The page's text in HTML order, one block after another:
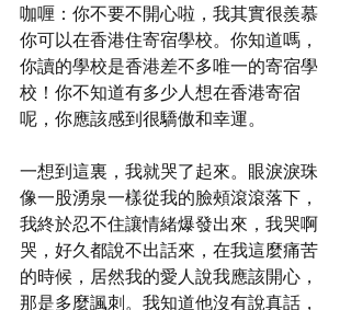
咖喱：你不要不開心啦，我其實很羨慕
你可以在香港住寄宿學校。你知道嗎，
你讀的學校是香港差不多唯一的寄宿學
校！你不知道有多少人想在香港寄宿
呢，你應該感到很驕傲和幸運。
一想到這裏，我就哭了起來。眼淚淚珠
像一股湧泉一樣從我的臉頰滾滾落下，
我終於忍不住讓情緒爆發出來，我哭啊
哭，好久都說不出話來，在我這麼痛苦
的時候，居然我的愛人說我應該開心，
那是多麼諷刺。我知道他沒有說真話，